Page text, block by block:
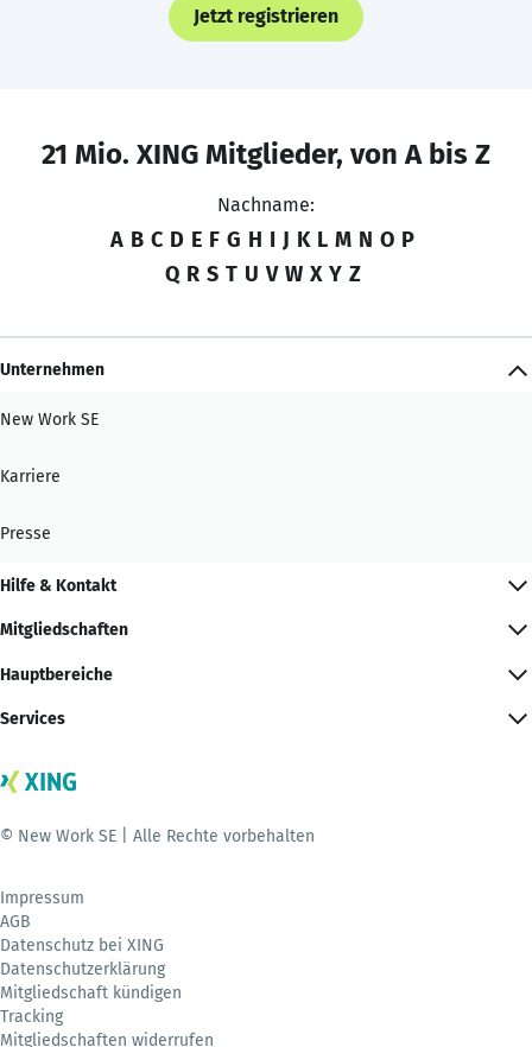
Jetzt registrieren
21 Mio. XING Mitglieder, von A bis Z
Nachname:
A B C D E F G H I J K L M N O P
Q R S T U V W X Y Z
Unternehmen
New Work SE
Karriere
Presse
Hilfe & Kontakt
Mitgliedschaften
Hauptbereiche
Services
© New Work SE | Alle Rechte vorbehalten
Impressum
AGB
Datenschutz bei XING
Datenschutzerklärung
Mitgliedschaft kündigen
Tracking
Mitgliedschaften widerrufen